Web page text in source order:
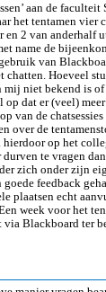
aan de
het tentamen vier
2 van anderhalf
name de
van
Hoeveel
niet bekend is
dat er (veel)
van de
over de
op het
te vragen
zich onder zijn
feedback
plaatsen echt
week voor het
Blackboard ter